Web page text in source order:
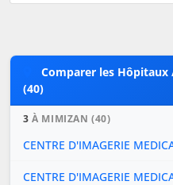
Comparer les Hôpitaux
(40)
3 À MIMIZAN (40)
CENTRE D'IMAGERIE
CENTRE D'IMAGERIE